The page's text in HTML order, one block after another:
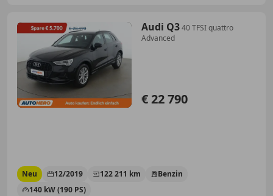
Audi Q340 TFSI quattro
Advanced
€ 22 790
Neu 12/2019 122 211 km
Benzin
140 kW (190 PS)